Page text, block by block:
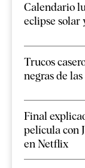
Calendario
eclipse solar
Trucos
negras de
Final
película con
en Netflix